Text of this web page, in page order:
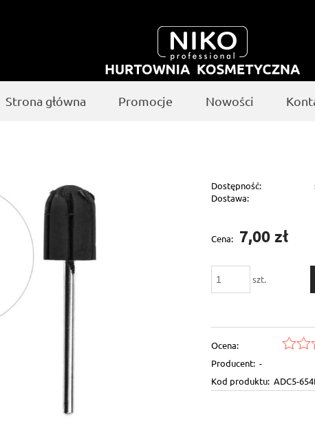
Strona główna Promocje Nowości
Dostępność:
Dostawa:
Cena nie zawiera ewentualnych
płatnościCena: 7,00 zł
szt.
Ocena:
Producent: -
Kod produktu: ADC5-